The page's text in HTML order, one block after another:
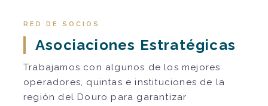
RED DE SOCIOS
Asociaciones Estratégicas
Trabajamos con algunos de los mejores
operadores, quintas e instituciones de la
región del Douro para garantizar